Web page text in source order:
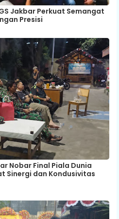
Jakbar Perkuat Semangat
Presisi
Nobar Final Piala Dunia
Sinergi dan Kondusivitas